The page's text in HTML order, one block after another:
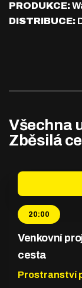
PRODUKCE:
DISTRIBUCE:
Všechna
Zběsilá
20:00
Venkovní
cesta
Prostranství